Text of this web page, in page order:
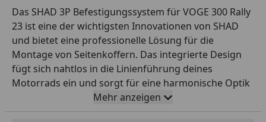
Das SHAD 3P Befestigungssystem für VOGE 300 Rally
23 ist eine der wichtigsten Innovationen von SHAD
und bietet eine professionelle Lösung für die
Montage von Seitenkoffern. Das integrierte Design
fügt sich nahtlos in die Linienführung deines
Motorrads ein und sorgt für eine harmonische Optik
– auch ohne montierte Koffer. Dank der besonders
leichten Konstruktion verändert das System den
Mehr anzeigen